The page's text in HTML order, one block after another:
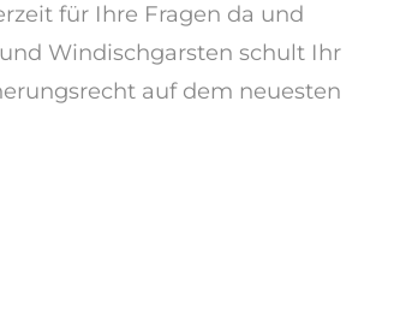
für Ihre Fragen da und
Windischgarsten schult Ihr
auf dem neuesten